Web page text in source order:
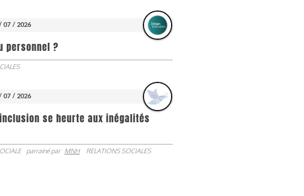
07 / 2026
personnel ?
07 / 2026
se heurte aux inégalités
parrainé par MNH RELATIONS SOCIALES